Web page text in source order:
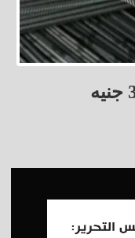
حديد المصريين يسجل 39400 جنيه